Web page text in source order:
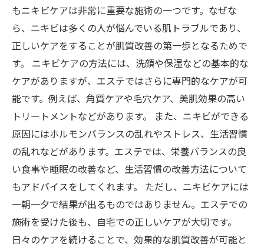
もニキビケアは非常に重要な施術の一つです。なぜな
ら、ニキビは多くの人が悩んでいる肌トラブルであり、
正しいケアをすることが肌質改善の第一歩となるためで
す。 ニキビケアの方法には、洗顔や保湿などの基本的な
ケアがありますが、エステではさらに専門的なケアが可
能です。例えば、角質ケアや毛穴ケア、美肌効果の高い
トリートメントなどがあります。 また、ニキビができる
原因にはホルモンバランスの乱れやストレス、生活習慣
の乱れなどがあります。エステでは、栄養バランスの良
い食事や睡眠の改善など、生活習慣の改善方法について
もアドバイスをしてくれます。 ただし、ニキビケアには
一朝一夕で結果が出るものではありません。エステでの
施術を受けた後も、自宅での正しいケアが大切です。
日々のケアを続けることで、効果的な肌質改善が可能と